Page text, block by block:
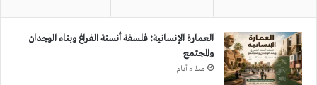
العمارة الإنسانية: فلسفة أنسنة الفراغ وبناء الوجدان
والمجتمع
منذ 5 أيام